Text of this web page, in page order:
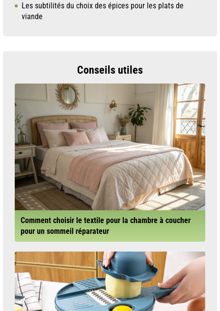
Les subtilités du choix des épices pour les plats de
viande
Conseils utiles
Comment choisir le textile pour la chambre à coucher
pour un sommeil réparateur